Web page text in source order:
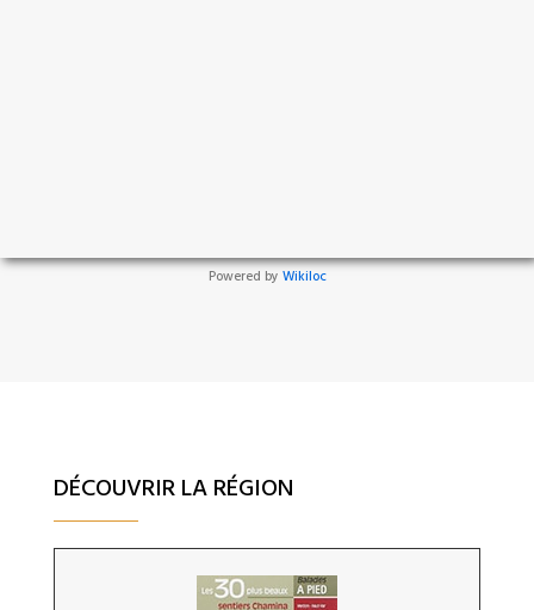
Powered by Wikiloc
DÉCOUVRIR LA RÉGION